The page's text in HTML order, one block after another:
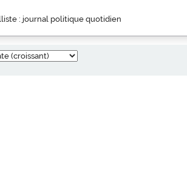
: journal politique quotidien